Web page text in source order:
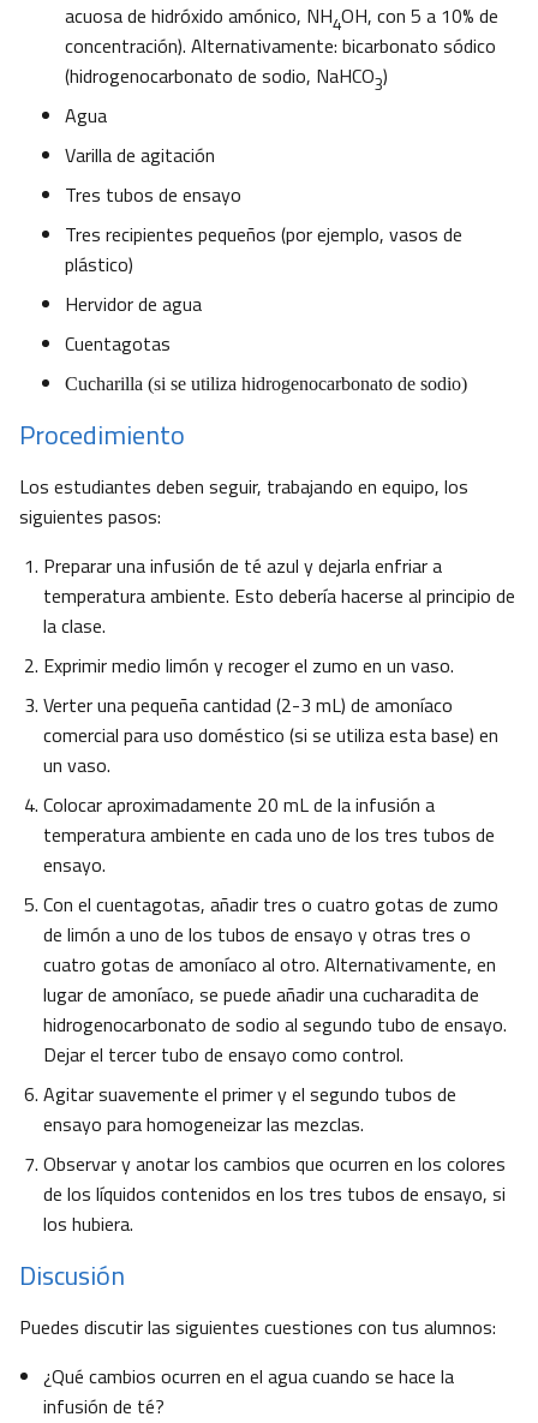
acuosa de hidróxido amónico, NH4OH, con 5 a 10% de
concentración). Alternativamente: bicarbonato sódico
(hidrogenocarbonato de sodio, NaHCO3)
Agua
Varilla de agitación
Tres tubos de ensayo
Tres recipientes pequeños (por ejemplo, vasos de
plástico)
Hervidor de agua
Cuentagotas
Cucharilla (si se utiliza hidrogenocarbonato de sodio)
Procedimiento
Los estudiantes deben seguir, trabajando en equipo, los
siguientes pasos:
Preparar una infusión de té azul y dejarla enfriar a
temperatura ambiente. Esto debería hacerse al principio de
la clase.
Exprimir medio limón y recoger el zumo en un vaso.
Verter una pequeña cantidad (2-3 mL) de amoníaco
comercial para uso doméstico (si se utiliza esta base) en
un vaso.
Colocar aproximadamente 20 mL de la infusión a
temperatura ambiente en cada uno de los tres tubos de
ensayo.
Con el cuentagotas, añadir tres o cuatro gotas de zumo
de limón a uno de los tubos de ensayo y otras tres o
cuatro gotas de amoníaco al otro. Alternativamente, en
lugar de amoníaco, se puede añadir una cucharadita de
hidrogenocarbonato de sodio al segundo tubo de ensayo.
Dejar el tercer tubo de ensayo como control.
Agitar suavemente el primer y el segundo tubos de
ensayo para homogeneizar las mezclas.
Observar y anotar los cambios que ocurren en los colores
de los líquidos contenidos en los tres tubos de ensayo, si
los hubiera.
Discusión
Puedes discutir las siguientes cuestiones con tus alumnos:
¿Qué cambios ocurren en el agua cuando se hace la
infusión de té?